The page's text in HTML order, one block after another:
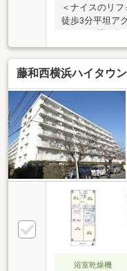
＜ナイスのリ
徒歩3分平坦ア
分・南向きに
ビニ・商店街
性・断熱性に優
性やお子様に
ー（2026年6
機)・浴室新規
面室新規交換・
新規交換・エ
ーチャル画像が
藤和西横浜ハイタウン
浴室乾燥機